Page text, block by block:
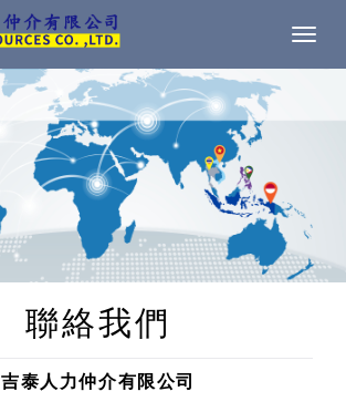
聯絡我們
吉泰人力仲介有限公司